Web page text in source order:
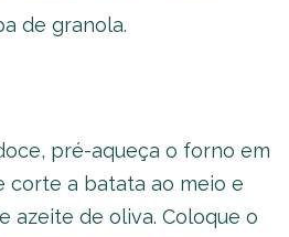
de granola.
pré-aqueça o forno em
corte a batata ao meio e
azeite de oliva. Coloque o